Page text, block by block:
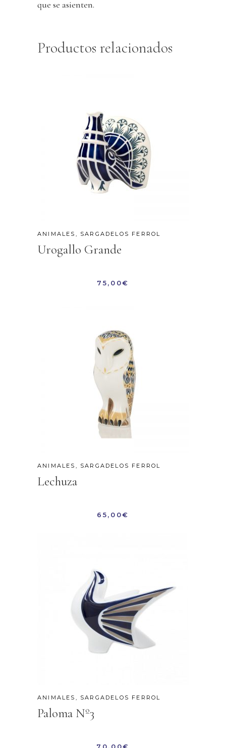
que se asienten.
Productos relacionados
ANIMALES , SARGADELOS FERROL
Urogallo Grande
75,00€
ANIMALES , SARGADELOS FERROL
Lechuza
65,00€
ANIMALES , SARGADELOS FERROL
Paloma Nº3